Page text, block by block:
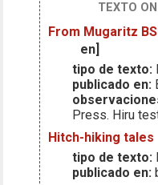
TEXTO
From Mugaritz
en]
tipo de texto:
publicado en:
Press. Hiru
Hitch-hiking tales
tipo de texto:
publicado en: